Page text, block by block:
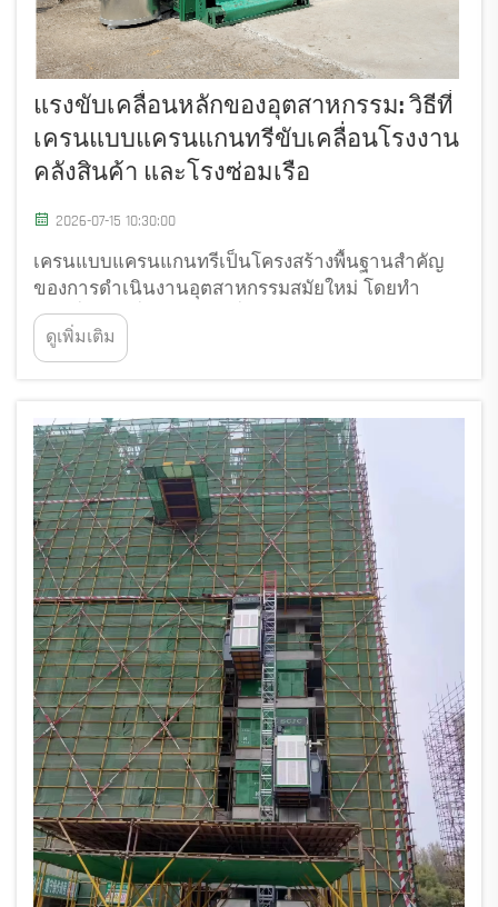
แรงขับเคลื่อนหลักของอุตสาหกรรม: วิธีที่
เครนแบบแครนแกนทรีขับเคลื่อนโรงงาน
คลังสินค้า และโรงซ่อมเรือ
2026-07-15 10:30:00
เครนแบบแครนแกนทรีเป็นโครงสร้างพื้นฐานสำคัญ
ของการดำเนินงานอุตสาหกรรมสมัยใหม่ โดยทำ
หน้าที่เป็นเครื่องจักรหลักที่ขาดไม่ได้ในหลากหลาย
ภาคส่วน ระบบยกที่ทรงพลังเหล่านี้ช่วยให้สถาน
ประกอบการสามารถเคลื่อนย้าย จัดวาง และจัดการ
ดูเพิ่มเติม